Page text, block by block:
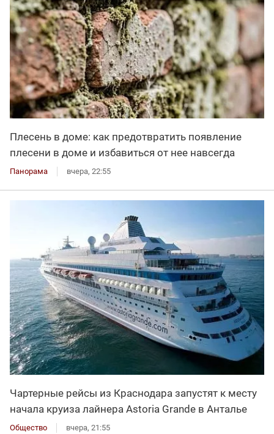
Плесень в доме: как предотвратить появление
плесени в доме и избавиться от нее навсегда
Панорама вчера, 22:55
Чартерные рейсы из Краснодара запустят к месту
начала круиза лайнера Astoria Grande в Анталье
Общество вчера, 21:55